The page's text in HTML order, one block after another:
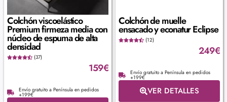
Colchón viscoelástico
Premium firmeza media con
núcleo de espuma de alta
densidad
(37)
159€
Envío gratuito a Península en pedidos
+199€
Colchón de muelle
ensacado y econatur Eclipse
(12)
249€
Envío gratuito a Península en pedidos
+199€
VER DETALLES